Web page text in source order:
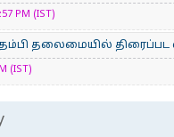
PM (IST)
தலைமையில் திரைப்பட
(IST)